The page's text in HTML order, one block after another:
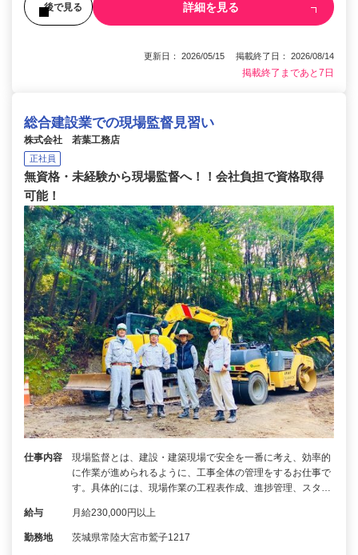
後で見る 詳細を見る
更新日： 2026/05/15 掲載終了日： 2026/08/14
掲載終了まであと7日
総合建設業での現場監督見習い
株式会社 若葉工務店
正社員
無資格・未経験から現場監督へ！！会社負担で資格取得
可能！
仕事内容
現場監督とは、建設・建築現場で安全を一番に考え、効率的
に作業が進められるように、工事全体の管理をするお仕事で
す。具体的には、現場作業の工程表作成、進捗管理、スタ…
給与 月給230,000円以上
勤務地 茨城県常陸大宮市鷲子1217